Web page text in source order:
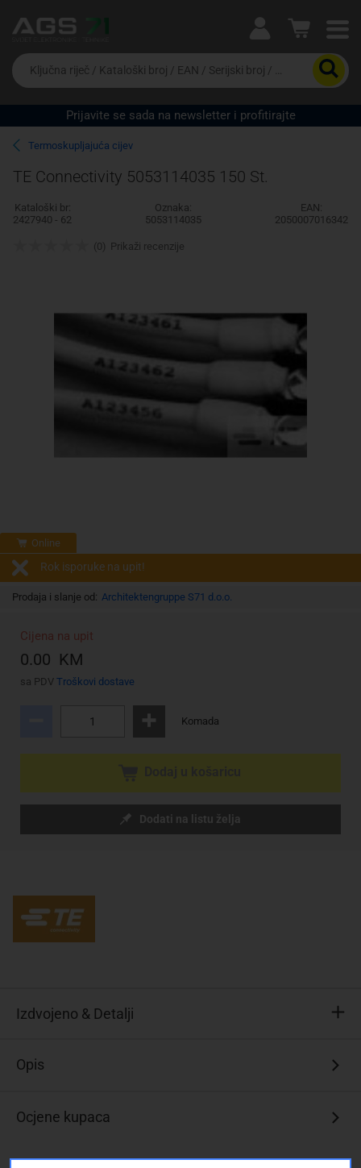
Ova postavka prilagođava asortiman proizvoda i
cijene vašim potrebama.
Da
biste
potražili
proizvod,
unesite
ključnu
riječ,
kataloški
broj,
EAN
ili
Prijavite se sada na newsletter i profitirajte
Termoskupljajuća cijev
TE Connectivity 5053114035 150 St.
Kataloški br:
2427940 - 62
Oznaka:
5053114035
EAN:
2050007016342
Online
Rok isporuke na upit!
Prodaja i slanje od: Architektengruppe S71 d.o.o.
Cijena na upit
0.00 KM
sa PDV Troškovi dostave
Komada
Dodati na listu želja
(0) Prikaži recenzije
Izdvojeno & Detalji
St.
Opis
Ocjene kupaca